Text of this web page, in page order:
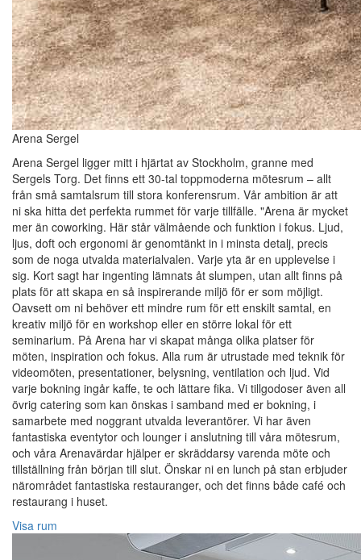
Arena Sergel
Arena Sergel ligger mitt i hjärtat av Stockholm, granne med
Sergels Torg. Det finns ett 30-tal toppmoderna mötesrum – allt
från små samtalsrum till stora konferensrum. Vår ambition är att
ni ska hitta det perfekta rummet för varje tillfälle. "Arena är mycket
mer än coworking. Här står välmående och funktion i fokus. Ljud,
ljus, doft och ergonomi är genomtänkt in i minsta detalj, precis
som de noga utvalda materialvalen. Varje yta är en upplevelse i
sig. Kort sagt har ingenting lämnats åt slumpen, utan allt finns på
plats för att skapa en så inspirerande miljö för er som möjligt.
Oavsett om ni behöver ett mindre rum för ett enskilt samtal, en
kreativ miljö för en workshop eller en större lokal för ett
seminarium. På Arena har vi skapat många olika platser för
möten, inspiration och fokus. Alla rum är utrustade med teknik för
videomöten, presentationer, belysning, ventilation och ljud. Vid
varje bokning ingår kaffe, te och lättare fika. Vi tillgodoser även all
övrig catering som kan önskas i samband med er bokning, i
samarbete med noggrant utvalda leverantörer. Vi har även
fantastiska eventytor och lounger i anslutning till våra mötesrum,
och våra Arenavärdar hjälper er skräddarsy varenda möte och
tillställning från början till slut. Önskar ni en lunch på stan erbjuder
närområdet fantastiska restauranger, och det finns både café och
restaurang i huset.
Visa rum